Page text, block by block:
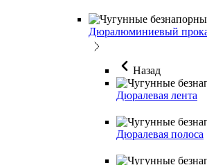
Дюралюминиевый
Назад
Дюралевая лента
Дюралевая полоса